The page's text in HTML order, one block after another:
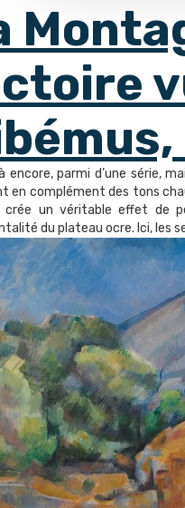
encore, parmi d’une série,
en complément des tons
crée un véritable effet de
du plateau ocre. Ici, les